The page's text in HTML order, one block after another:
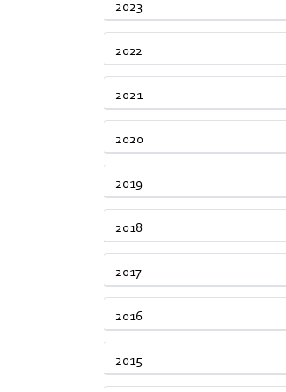
2023
2022
2021
2020
2019
2018
2017
2016
2015